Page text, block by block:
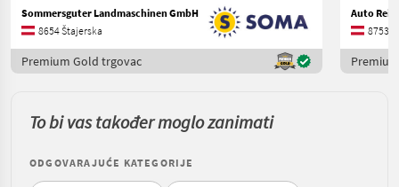
Sommersguter Landmaschinen GmbH
8654 Štajerska
Premium Gold trgovac
Auto
8753
To bi vas također moglo zanimati
ODGOVARAJUĆE KATEGORIJE